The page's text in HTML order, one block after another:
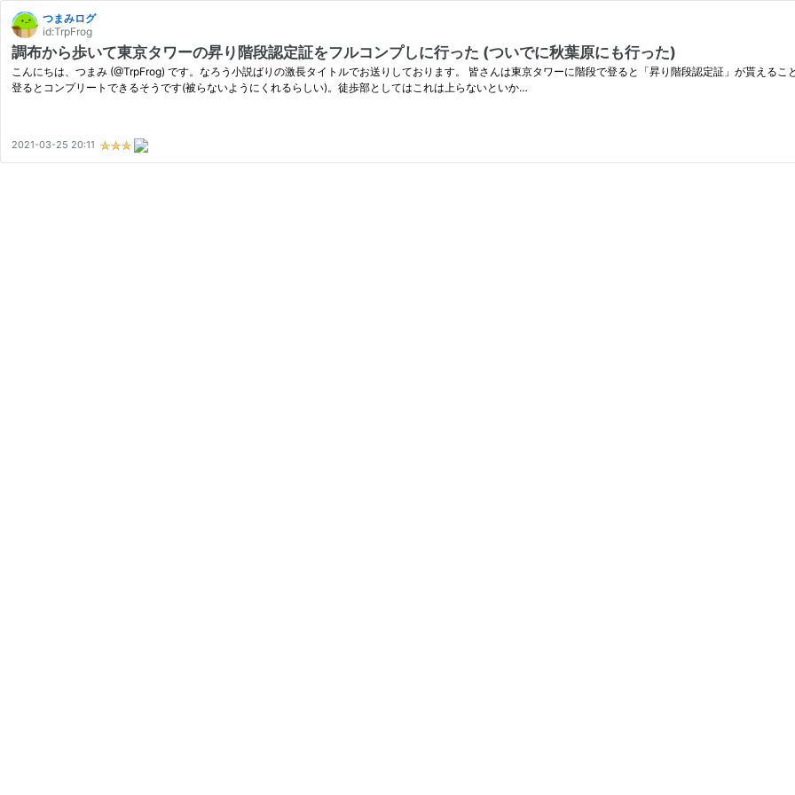
つまみログ
id:TrpFrog
調布から歩いて東京タワーの昇り階段認定証をフルコンプしに行った (ついでに秋葉原にも行った)
こんにちは、つまみ (@TrpFrog) です。なろう小説ばりの激長タイトルでお送りしております。 皆さんは東京タワーに階段で登ると「昇り階段認定証」が貰える
登るとコンプリートできるそうです(被らないようにくれるらしい)。徒歩部としてはこれは上らないといか…
2021-03-25 20:11